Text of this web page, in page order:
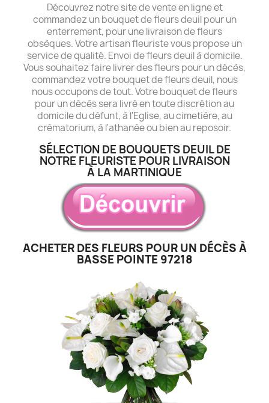
Découvrez notre site de vente en ligne et
commandez un bouquet de fleurs deuil pour un
enterrement, pour une livraison de fleurs
obsèques. Votre artisan fleuriste vous propose un
service de qualité. Envoi de fleurs deuil à domicile.
Vous souhaitez faire livrer des fleurs pour un décès,
commandez votre bouquet de fleurs deuil, nous
nous occupons de tout. Votre bouquet de fleurs
pour un décès sera livré en toute discrétion au
domicile du défunt, à l'Eglise, au cimetière, au
crématorium, à l'athanée ou bien au reposoir.
SÉLECTION DE BOUQUETS DEUIL DE
NOTRE FLEURISTE POUR LIVRAISON
À LA MARTINIQUE
ACHETER DES FLEURS POUR UN DÉCÈS À
BASSE POINTE 97218